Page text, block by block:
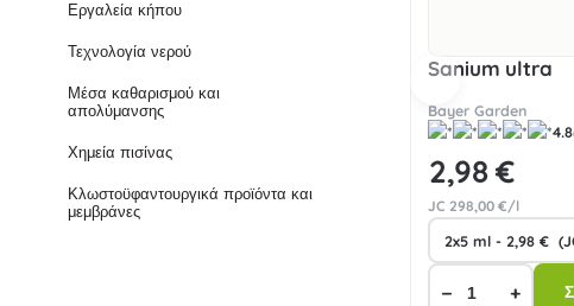
Εργαλεία κήπου
Τεχνολογία νερού
Μέσα καθαρισμού και
απολύμανσης
Χημεία πισίνας
Κλωστοϋφαντουργικά προϊόντα και
μεμβράνες
Sanium ultra
Bayer Garden
4.8
2,98 €
JC 298,00 €/l
− +